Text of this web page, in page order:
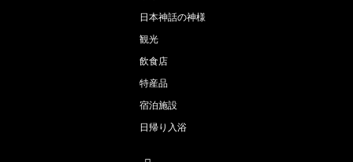
日本神話の神様
観光
飲食店
特産品
宿泊施設
日帰り入浴